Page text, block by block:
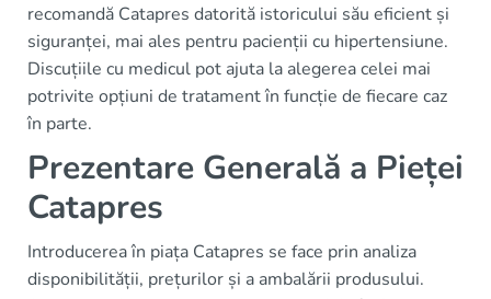
recomandă Catapres datorită istoricului său eficient și
siguranței, mai ales pentru pacienții cu hipertensiune.
Discuțiile cu medicul pot ajuta la alegerea celei mai
potrivite opțiuni de tratament în funcție de fiecare caz
în parte.
Prezentare Generală a Pieței
Catapres
Introducerea în piața Catapres se face prin analiza
disponibilității, prețurilor și a ambalării produsului.